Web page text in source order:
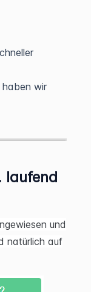
haben wir
laufend
und
natürlich auf